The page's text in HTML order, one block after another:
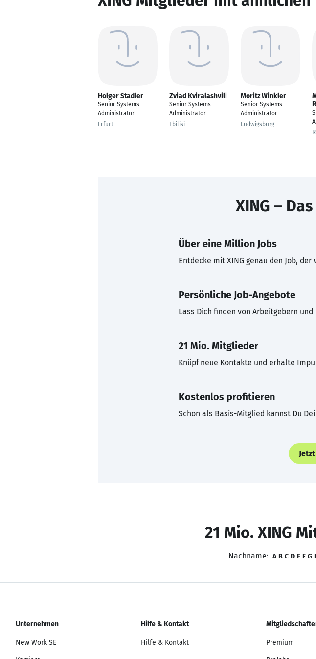
Holger Stadler
Senior Systems
Administrator
Erfurt
Zviad Kviralashvili
Senior Systems
Administrator
Tbilisi
Moritz Winkler
Senior Systems
Administrator
Ludwigsburg
XING –
Über eine Million Jobs
Entdecke mit XING genau den Job, der
Persönliche Job-Angebote
Lass Dich finden von Arbeitgebern und
21 Mio. Mitglieder
Knüpf neue Kontakte und erhalte
Kostenlos profitieren
Schon als Basis-Mitglied kannst Du
21 Mio. XING
Nachname: A B C D E F G
Unternehmen
New Work SE
Hilfe & Kontakt
Hilfe & Kontakt Premium